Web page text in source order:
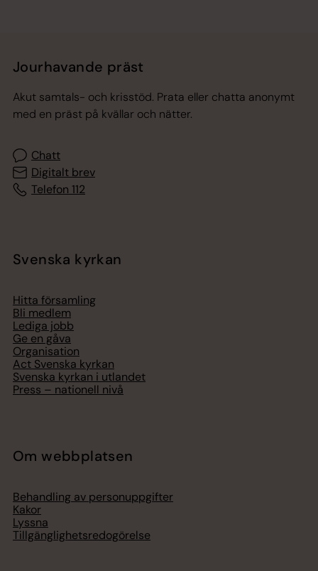
Jourhavande präst
Akut samtals- och krisstöd. Prata eller chatta anonymt
med en präst på kvällar och nätter.
Chatt
Digitalt brev
Telefon 112
Svenska kyrkan
Hitta församling
Bli medlem
Lediga jobb
Ge en gåva
Organisation
Act Svenska kyrkan
Svenska kyrkan i utlandet
Press – nationell nivå
Om webbplatsen
Behandling av personuppgifter
Kakor
Lyssna
Tillgänglighetsredogörelse